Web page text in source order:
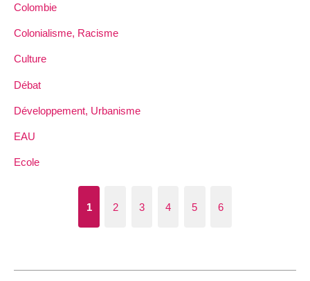
Colombie
Colonialisme, Racisme
Culture
Débat
Développement, Urbanisme
EAU
Ecole
1 2 3 4 5 6